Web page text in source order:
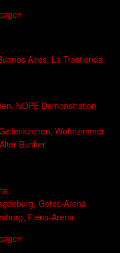
Aires, La Trastienda
NOPE Demonstration
Wohnzimmer
Bunker
Getec-Arena
Flens-Arena